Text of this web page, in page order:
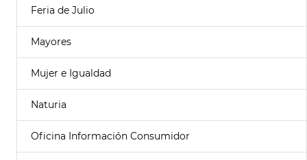
Feria de Julio
Mayores
Mujer e Igualdad
Naturia
Oficina Información Consumidor